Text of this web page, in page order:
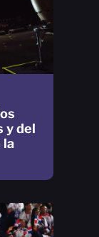
y del
la